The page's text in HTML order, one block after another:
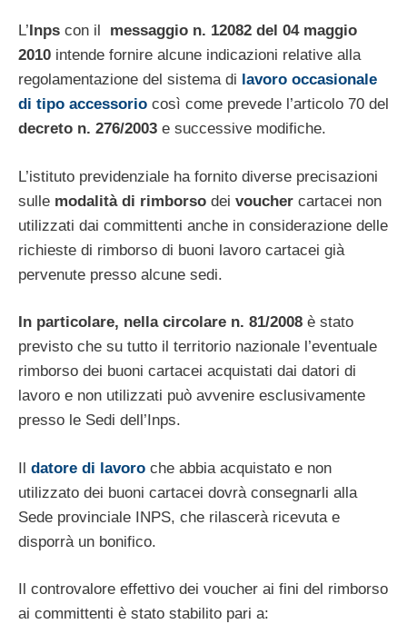
L’ Inps con il messaggio n. 12082 del 04 maggio
2010 intende fornire alcune indicazioni relative alla
regolamentazione del sistema di lavoro occasionale
di tipo accessorio così come prevede l’articolo 70 del
decreto n. 276/2003 e successive modifiche.
L’istituto previdenziale ha fornito diverse precisazioni
sulle modalità di rimborso dei voucher cartacei non
utilizzati dai committenti anche in considerazione delle
richieste di rimborso di buoni lavoro cartacei già
pervenute presso alcune sedi.
In particolare, nella circolare n. 81/2008 è stato
previsto che su tutto il territorio nazionale l’eventuale
rimborso dei buoni cartacei acquistati dai datori di
lavoro e non utilizzati può avvenire esclusivamente
presso le Sedi dell’Inps.
Il datore di lavoro che abbia acquistato e non
utilizzato dei buoni cartacei dovrà consegnarli alla
Sede provinciale INPS, che rilascerà ricevuta e
disporrà un bonifico.
Il controvalore effettivo dei voucher ai fini del rimborso
ai committenti è stato stabilito pari a: